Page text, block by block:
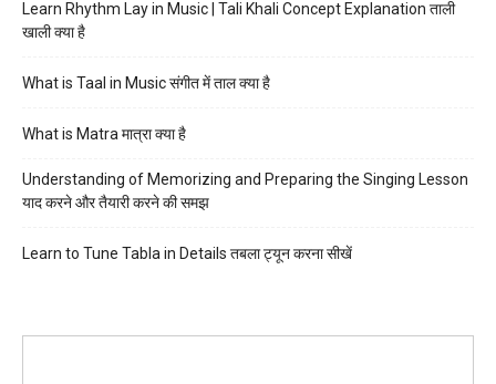
Learn Rhythm Lay in Music | Tali Khali Concept Explanation ताली
खाली क्या है
What is Taal in Music संगीत में ताल क्या है
What is Matra मात्रा क्या है
Understanding of Memorizing and Preparing the Singing Lesson
याद करने और तैयारी करने की समझ
Learn to Tune Tabla in Details तबला ट्यून करना सीखें